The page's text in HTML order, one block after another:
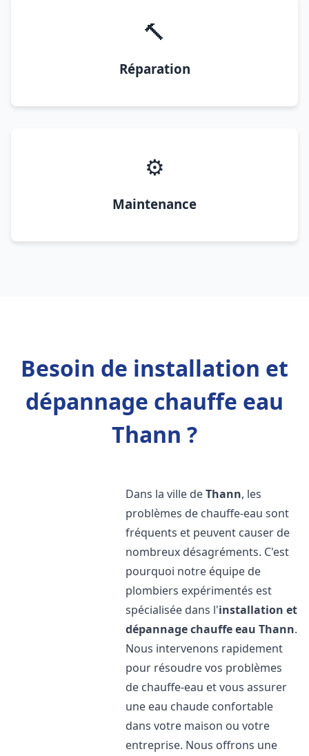
🔨
Réparation
⚙️
Maintenance
Besoin de installation et
dépannage chauffe eau
Thann ?
Dans la ville deThann, les
problèmes de chauffe-eau sont
fréquents et peuvent causer de
nombreux désagréments. C'est
pourquoi notre équipe de
plombiers expérimentés est
spécialisée dans l'installation et
dépannage chauffe eau Thann.
Nous intervenons rapidement
pour résoudre vos problèmes
de chauffe-eau et vous assurer
une eau chaude confortable
dans votre maison ou votre
entreprise. Nous offrons une